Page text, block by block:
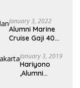
January 3, 2022
Alumni Marine
Cruise Gaji 40
January 3, 2019
Hariyono
,Alumni